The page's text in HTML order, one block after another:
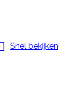
Snel bekijken